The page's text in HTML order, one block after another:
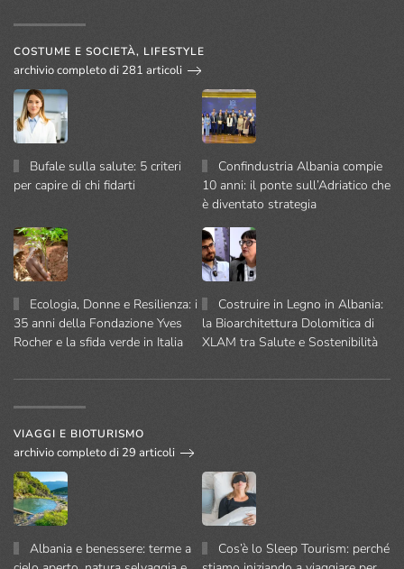
COSTUME E SOCIETÀ, LIFESTYLE
archivio completo di 281 articoli
Bufale sulla salute: 5 criteri
per capire di chi fidarti
Confindustria Albania compie
10 anni: il ponte sull’Adriatico che
è diventato strategia
Ecologia, Donne e Resilienza: i
35 anni della Fondazione Yves
Rocher e la sfida verde in Italia
Costruire in Legno in Albania:
la Bioarchitettura Dolomitica di
XLAM tra Salute e Sostenibilità
VIAGGI E BIOTURISMO
archivio completo di 29 articoli
Albania e benessere: terme a
Cos’è lo Sleep Tourism: perché